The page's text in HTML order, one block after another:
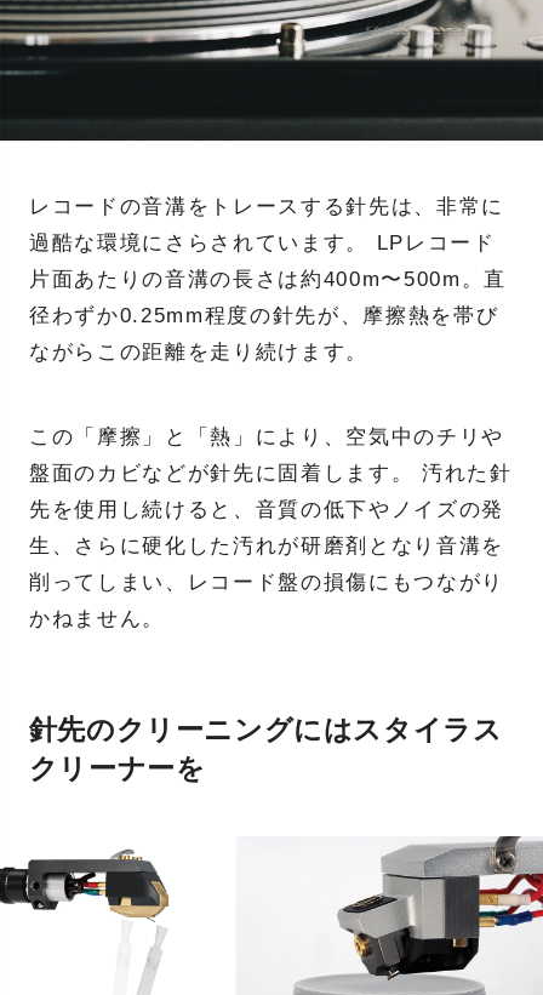
レコードの音溝をトレースする針先は、非常に
過酷な環境にさらされています。 LPレコード
片面あたりの音溝の長さは約400m〜500m。直
径わずか0.25mm程度の針先が、摩擦熱を帯び
ながらこの距離を走り続けます。
この「摩擦」と「熱」により、空気中のチリや
盤面のカビなどが針先に固着します。 汚れた針
先を使用し続けると、音質の低下やノイズの発
生、さらに硬化した汚れが研磨剤となり音溝を
削ってしまい、レコード盤の損傷にもつながり
かねません。
針先のクリーニングにはスタイラス
クリーナーを